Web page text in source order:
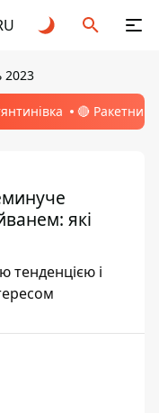
2023
🔴 Ракетний
які
тенденцією і